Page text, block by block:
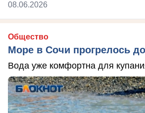
08.06.2026
Общество
Море в Сочи прогрелось
Вода уже комфортна для